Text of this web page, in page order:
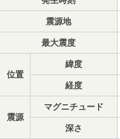
震源地
最大震度
位置
緯度
経度
震源
マグニチュード
深さ